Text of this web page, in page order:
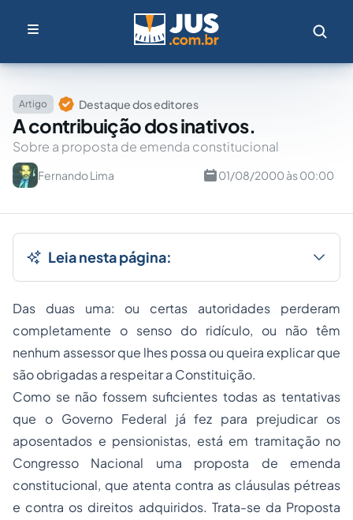
Artigo Destaque dos editores
A contribuição dos inativos.
Sobre a proposta de emenda constitucional
Fernando Lima 01/08/2000 às 00:00
Leia nesta página:
Das duas uma: ou certas autoridades perderam
completamente o senso do ridículo, ou não têm
nenhum assessor que lhes possa ou queira explicar que
são obrigadas a respeitar a Constituição.
Como se não fossem suficientes todas as tentativas
que o Governo Federal já fez para prejudicar os
aposentados e pensionistas, está em tramitação no
Congresso Nacional uma proposta de emenda
constitucional, que atenta contra as cláusulas pétreas
e contra os direitos adquiridos. Trata-se da Proposta